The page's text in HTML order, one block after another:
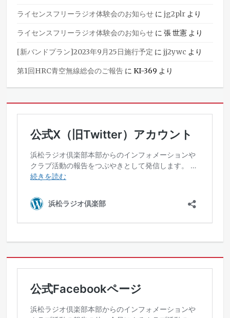
ライセンスフリーラジオ体験会のお知らせ にjg2plr より
ライセンスフリーラジオ体験会のお知らせ に張 世憲 より
[新バンドプラン]2023年9月25日施行予定 にjj2ywc より
第1回HRC青空無線総会のご報告 に KI-369 より